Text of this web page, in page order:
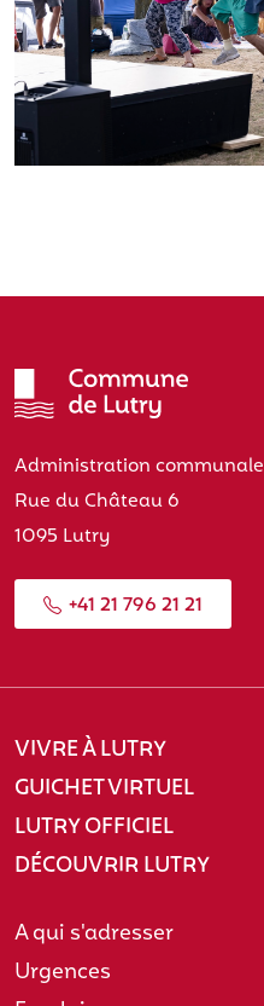
Administration communale
Rue du Château 6
1095 Lutry
+41 21 796 21 21
VIVRE À LUTRY
GUICHET VIRTUEL
LUTRY OFFICIEL
DÉCOUVRIR LUTRY
A qui s'adresser
Urgences